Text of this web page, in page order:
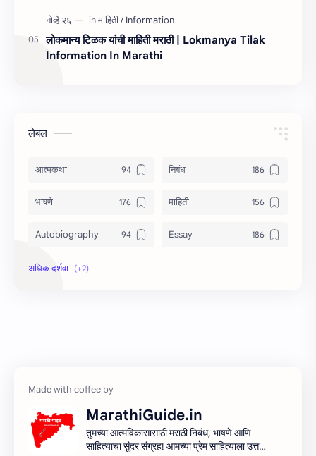
लोकमान्य टिळक यांची माहिती मराठी | Lokmanya Tilak
Information In Marathi
लेबल
आत्मकथा निबंध
भाषणे माहिती
Autobiography Essay
Information
MarathiGuide.in
तुमच्या आत्मविकासासाठी मराठी निबंध, भाषणे आणि
साहित्याचा सुंदर संग्रह! आमच्या प्रेम साहित्याला उत्तम